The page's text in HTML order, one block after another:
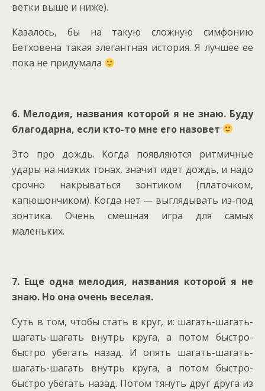
ветки выше и ниже).
Казалось, бы на такую сложную симфонию
Бетховена такая элегантная история. Я лучшее ее
пока не придумала
6. Мелодия, названия которой я не знаю. Буду
благодарна, если кто-то мне его назовет
Это про дождь. Когда появляются ритмичные
удары на низких тонах, значит идет дождь, и надо
срочно накрываться зонтиком (платочком,
капюшончиком). Когда нет — выглядывать из-под
зонтика. Очень смешная игра для самых
маленьких.
7. Еще одна мелодия, названия которой я не
знаю. Но она очень веселая.
Суть в том, чтобы стать в круг, и: шагать-шагать-
шагать-шагать внутрь круга, а потом быстро-
быстро убегать назад. И опять шагать-шагать-
шагать-шагать внутрь круга, а потом быстро-
быстро убегать назад. Потом тянуть друг друга из